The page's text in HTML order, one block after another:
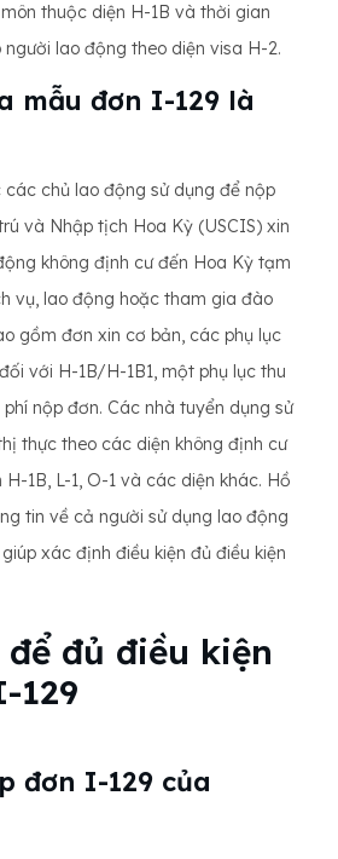
thuộc diện H-1B và thời gian
lao động theo diện visa H-2.
mẫu đơn I-129 là
các chủ lao động sử dụng để nộp
và Nhập tịch Hoa Kỳ (USCIS) xin
không định cư đến Hoa Kỳ tạm
vụ, lao động hoặc tham gia đào
gồm đơn xin cơ bản, các phụ lục
với H-1B/H-1B1, một phụ lục thu
nộp đơn. Các nhà tuyển dụng sử
thực theo các diện không định cư
1B, L-1, O-1 và các diện khác. Hồ
tin về cả người sử dụng lao động
xác định điều kiện đủ điều kiện
đủ điều kiện
129
đơn I-129 của